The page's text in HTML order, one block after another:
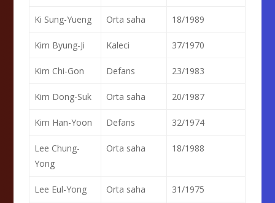
Ki Sung-Yueng Orta saha 18/1989
Kim Byung-Ji Kaleci 37/1970
Kim Chi-Gon Defans 23/1983
Kim Dong-Suk Orta saha 20/1987
Kim Han-Yoon Defans 32/1974
Lee Chung-
Yong
Orta saha 18/1988
Lee Eul-Yong Orta saha 31/1975